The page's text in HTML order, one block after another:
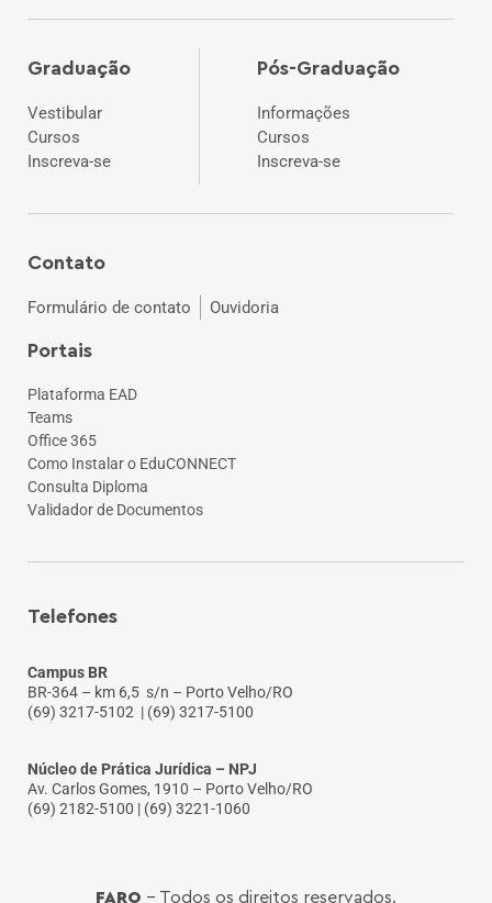
Graduação
Vestibular
Cursos
Inscreva-se
Pós-Graduação
Informações
Cursos
Inscreva-se
Contato
Formulário de contato Ouvidoria
Portais
Plataforma EAD
Teams
Office 365
Como Instalar o EduCONNECT
Consulta Diploma
Validador de Documentos
Telefones
Campus BR
BR-364 – km 6,5 s/n – Porto Velho/RO
(69) 3217-5102 | (69) 3217-5100
Núcleo de Prática Jurídica – NPJ
Av. Carlos Gomes, 1910 – Porto Velho/RO
(69) 2182-5100 | (69) 3221-1060
FARO - Todos os direitos reservados.